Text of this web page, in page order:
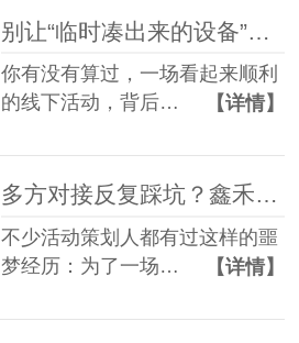
你有没有算过，一场看起来顺利
的线下活动，背后…
【详情】
多方对接反复踩坑？鑫禾舞美一站式舞美服务让你少走90%弯路
不少活动策划人都有过这样的噩
梦经历：为了一场…
【详情】